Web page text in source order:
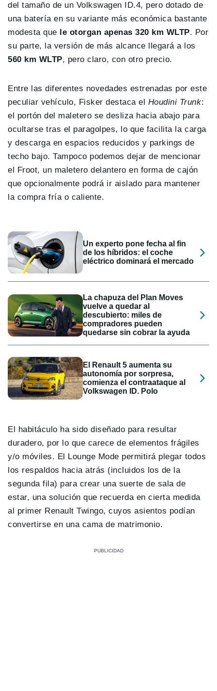
del tamaño de un Volkswagen ID.4, pero dotado de
una batería en su variante más económica bastante
modesta que le otorgan apenas 320 km WLTP. Por
su parte, la versión de más alcance llegará a los
560 km WLTP, pero claro, con otro precio.
Entre las diferentes novedades estrenadas por este
peculiar vehículo, Fisker destaca el Houdini Trunk:
el portón del maletero se desliza hacia abajo para
ocultarse tras el paragolpes, lo que facilita la carga
y descarga en espacios reducidos y parkings de
techo bajo. Tampoco podemos dejar de mencionar
el Froot, un maletero delantero en forma de cajón
que opcionalmente podrá ir aislado para mantener
la compra fría o caliente.
Un experto pone fecha al fin
de los híbridos: el coche
eléctrico dominará el mercado
La chapuza del Plan Moves
vuelve a quedar al
descubierto: miles de
compradores pueden
quedarse sin cobrar la ayuda
El Renault 5 aumenta su
autonomía por sorpresa,
comienza el contraataque al
Volkswagen ID. Polo
El habitáculo ha sido diseñado para resultar
duradero, por lo que carece de elementos frágiles
y/o móviles. El Lounge Mode permitirá plegar todos
los respaldos hacia atrás (incluidos los de la
segunda fila) para crear una suerte de sala de
estar, una solución que recuerda en cierta medida
al primer Renault Twingo, cuyos asientos podían
convertirse en una cama de matrimonio.